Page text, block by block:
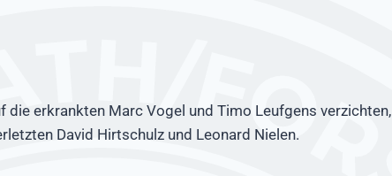
die erkrankten Marc Vogel und Timo Leufgens verzichten,
David Hirtschulz und Leonard Nielen.